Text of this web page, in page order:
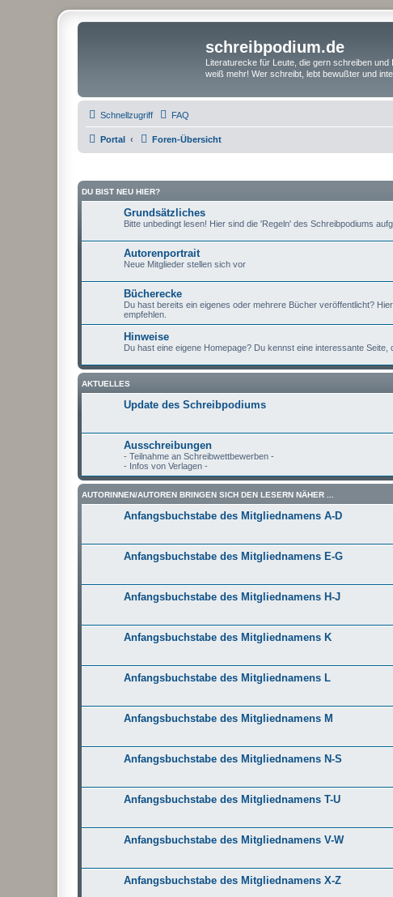
schreibpodium.de
Literaturecke für Leute, die gern schreiben
weiß mehr! Wer schreibt, lebt bewußter und
Schnellzugriff FAQ
Portal Foren-Übersicht
DU BIST NEU HIER?
Grundsätzliches
Bitte unbedingt lesen! Hier sind die 'Regeln' des Schreibpodiums
Autorenportrait
Neue Mitglieder stellen sich vor
Bücherecke
Du hast bereits ein eigenes oder mehrere Bücher veröffentlicht?
empfehlen.
Hinweise
Du hast eine eigene Homepage? Du kennst eine interessante
AKTUELLES
Update des Schreibpodiums
Ausschreibungen
- Teilnahme an Schreibwettbewerben -
- Infos von Verlagen -
AUTORINNEN/AUTOREN BRINGEN SICH DEN LESERN NÄHER ...
Anfangsbuchstabe des Mitgliednamens A-D
Anfangsbuchstabe des Mitgliednamens E-G
Anfangsbuchstabe des Mitgliednamens H-J
Anfangsbuchstabe des Mitgliednamens K
Anfangsbuchstabe des Mitgliednamens L
Anfangsbuchstabe des Mitgliednamens M
Anfangsbuchstabe des Mitgliednamens N-S
Anfangsbuchstabe des Mitgliednamens T-U
Anfangsbuchstabe des Mitgliednamens V-W
Anfangsbuchstabe des Mitgliednamens X-Z